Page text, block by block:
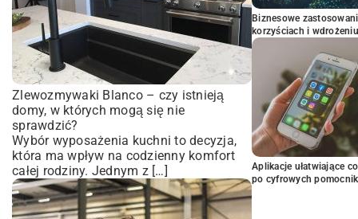
Zlewozmywaki Blanco – czy istnieją
domy, w których mogą się nie
sprawdzić?
Wybór wyposażenia kuchni to decyzja,
która ma wpływ na codzienny komfort
całej rodziny. Jednym z […]
Biznesowe
korzyściach i wdrożeniu
Aplikacje ułatwiające
po cyfrowych